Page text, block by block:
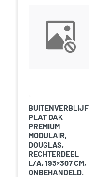
BUITENVERBLIJF
PLAT DAK
PREMIUM
MODULAIR,
DOUGLAS,
RECHTERDEEL
L/A, 193×307 CM,
ONBEHANDELD.